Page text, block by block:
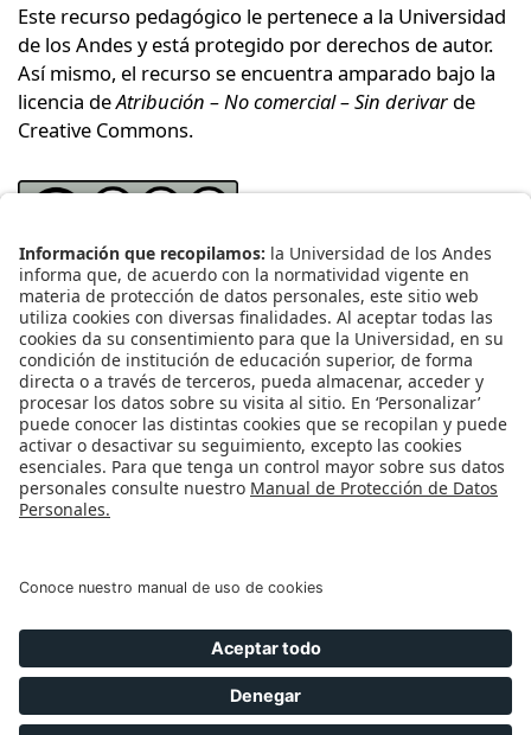
Este recurso pedagógico le pertenece a la Universidad
de los Andes y está protegido por derechos de autor.
Así mismo, el recurso se encuentra amparado bajo la
licencia deAtribución – No comercial – Sin derivar de
Creative Commons.
Bajo los términos de esta licencia, se permite
descargar este recurso y compartirlo con otras
personas, siempre y cuando se reconozca su autoría.
No obstante, la licencia impide modificar este material
y prohíbe utilizarlo con fines comerciales. Para
reconocer la autoría de este recurso le recomendamos
citarlo y referenciarlo según las normas del formato
que rija su disciplina o su publicación.
Universidad de los Andes | Vigilada Mineducación.
Reconocimiento como Universidad: Decreto 1297 del 30 de
mayo de 1964. Reconocimiento personería jurídica: